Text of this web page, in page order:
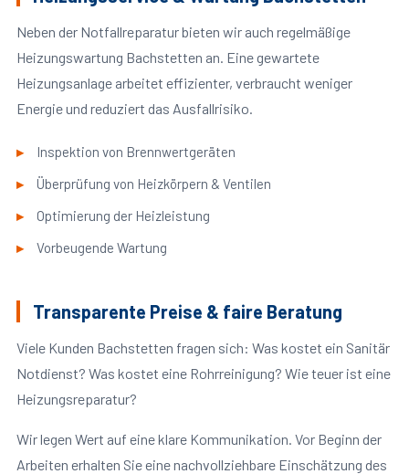
Neben der Notfallreparatur bieten wir auch regelmäßige
Heizungswartung Bachstetten an. Eine gewartete
Heizungsanlage arbeitet effizienter, verbraucht weniger
Energie und reduziert das Ausfallrisiko.
Inspektion von Brennwertgeräten
Überprüfung von Heizkörpern & Ventilen
Optimierung der Heizleistung
Vorbeugende Wartung
Transparente Preise & faire Beratung
Viele Kunden Bachstetten fragen sich: Was kostet ein Sanitär
Notdienst? Was kostet eine Rohrreinigung? Wie teuer ist eine
Heizungsreparatur?
Wir legen Wert auf eine klare Kommunikation. Vor Beginn der
Arbeiten erhalten Sie eine nachvollziehbare Einschätzung des